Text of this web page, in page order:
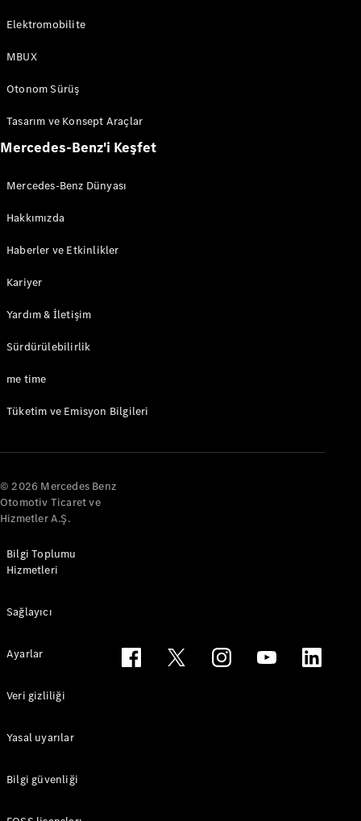
CLA
Shooting
Brake
Estate
Terrain
Online
Kompakt
Hatchback
Tasarla
Test Sürüşü
Coupé
Tüm Coupé
AMG GT
Mercedes-
Elektromobilite
MBUX
Otonom Sürüş
Tasarım ve Konsept Araçlar
Mercedes-Benz'i Keşfet
Mercedes-Benz Dünyası
Hakkımızda
Haberler ve Etkinlikler
Kariyer
Yardım & İletişim
Sürdürülebilirlik
me time
Tüketim ve Emisyon Bilgileri
© 2026 Mercedes Benz
Otomotiv Ticaret ve
Hizmetler A.Ş.
Bilgi Toplumu
Hizmetleri
Sağlayıcı
Ayarlar
Veri gizliliği
Yasal uyarılar
Bilgi güvenliği